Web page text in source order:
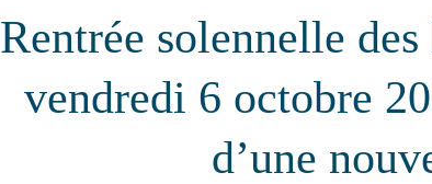
Rentrée solennelle
vendredi 6 octobre
d’une